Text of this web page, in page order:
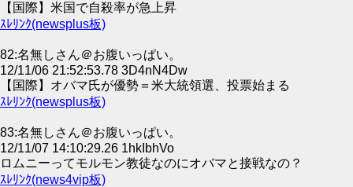
【国際】米国で自殺率が急上昇
ｽﾚﾘﾝｸ(newsplus板)
82:名無しさん＠お腹いっぱい。
12/11/06 21:52:53.78 3D4nN4Dw
【国際】オバマ氏が優勢＝米大統領選、投票始まる
ｽﾚﾘﾝｸ(newsplus板)
83:名無しさん＠お腹いっぱい。
12/11/07 14:10:29.26 1hkIbhVo
ロムニーってモルモン教徒なのにオバマと接戦なの？
ｽﾚﾘﾝｸ(news4vip板)